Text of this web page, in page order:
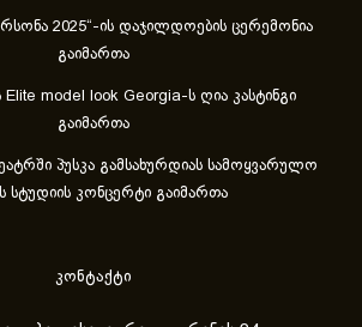
2025“-ის დაჯილდოების ცერემონია
გაიმართა
model look Georgia-ს ღია კასტინგი
გაიმართა
პუსკა გამსახურდიას სამოყვარულო
სტუდიის კონცერტი გაიმართა
კონტაქტი